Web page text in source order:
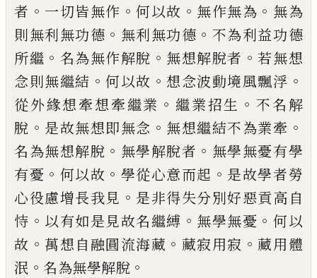
者 。 一切皆無作 。何以故 。 無作無為 。 無為
則無利無功德 。 無利無功德 。 不為利益功德
所繼 。 名為無作解脫 。 無想解脫者 。若無想
念則無繼結 。何以故 。 想念波動境風飄浮 。
從外緣想牽想牽繼業 。 繼業招生 。 不名解
脫 。 是故無想即無念 。 無想繼結不為業牽 。
名為無想解脫 。 無學解脫者 。 無學無憂有學
有憂 。 何以故 。 學從心意而起 。 是故學者勞
心役慮增長我見 。 是非得失分別好惡貢高自
恃 。 以有如是見故名繼縛 。 無學無憂 。 何以
故 。 萬想自融圓流海藏 。 藏寂用寂 。 藏用體
泯 。 名為無學解脫 。